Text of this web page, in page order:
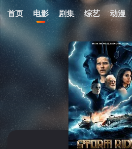
首页 电影 剧集 综艺 动漫
我的观影记录
暂无观看影片的记录